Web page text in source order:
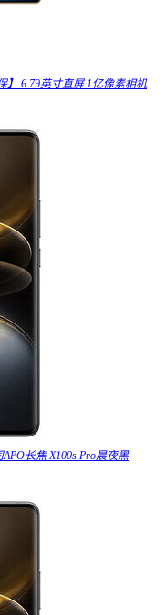
】 6.79英寸直屏 1亿像素相机
长焦 X100s Pro晨夜黑